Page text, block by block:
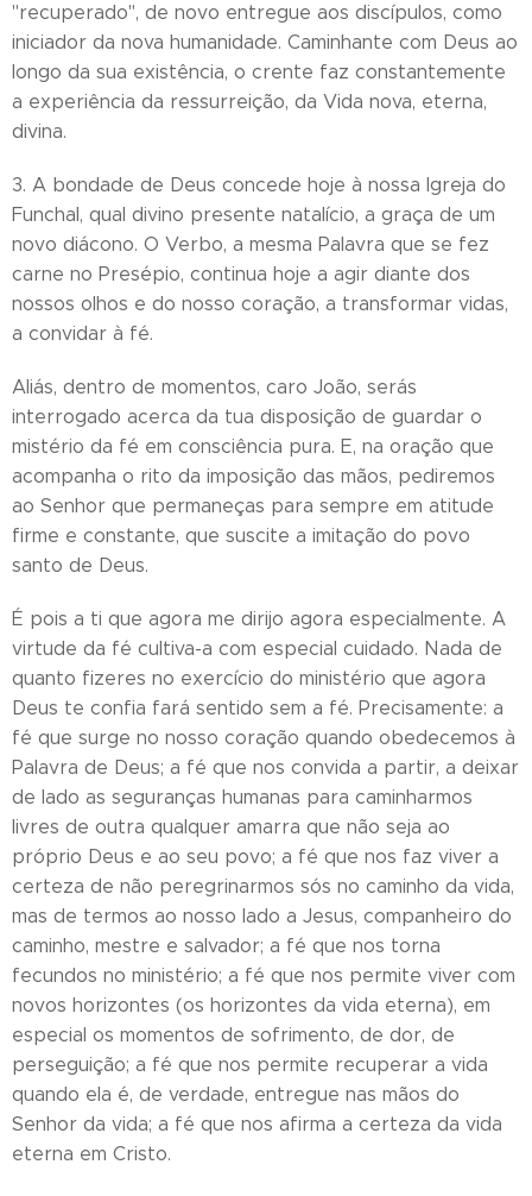
"recuperado", de novo entregue aos discípulos, como
iniciador da nova humanidade. Caminhante com Deus ao
longo da sua existência, o crente faz constantemente
a experiência da ressurreição, da Vida nova, eterna,
divina.
3. A bondade de Deus concede hoje à nossa Igreja do
Funchal, qual divino presente natalício, a graça de um
novo diácono. O Verbo, a mesma Palavra que se fez
carne no Presépio, continua hoje a agir diante dos
nossos olhos e do nosso coração, a transformar vidas,
a convidar à fé.
Aliás, dentro de momentos, caro João, serás
interrogado acerca da tua disposição de guardar o
mistério da fé em consciência pura. E, na oração que
acompanha o rito da imposição das mãos, pediremos
ao Senhor que permaneças para sempre em atitude
firme e constante, que suscite a imitação do povo
santo de Deus.
É pois a ti que agora me dirijo agora especialmente. A
virtude da fé cultiva-a com especial cuidado. Nada de
quanto fizeres no exercício do ministério que agora
Deus te confia fará sentido sem a fé. Precisamente: a
fé que surge no nosso coração quando obedecemos à
Palavra de Deus; a fé que nos convida a partir, a deixar
de lado as seguranças humanas para caminharmos
livres de outra qualquer amarra que não seja ao
próprio Deus e ao seu povo; a fé que nos faz viver a
certeza de não peregrinarmos sós no caminho da vida,
mas de termos ao nosso lado a Jesus, companheiro do
caminho, mestre e salvador; a fé que nos torna
fecundos no ministério; a fé que nos permite viver com
novos horizontes (os horizontes da vida eterna), em
especial os momentos de sofrimento, de dor, de
perseguição; a fé que nos permite recuperar a vida
quando ela é, de verdade, entregue nas mãos do
Senhor da vida; a fé que nos afirma a certeza da vida
eterna em Cristo.